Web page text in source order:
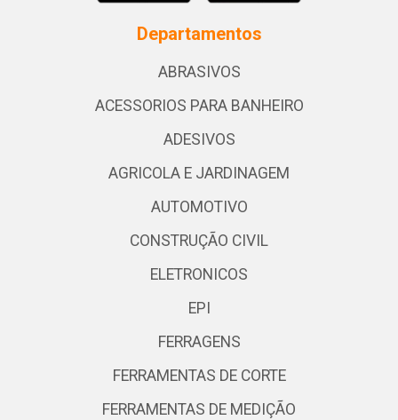
Departamentos
ABRASIVOS
ACESSORIOS PARA BANHEIRO
ADESIVOS
AGRICOLA E JARDINAGEM
AUTOMOTIVO
CONSTRUÇÃO CIVIL
ELETRONICOS
EPI
FERRAGENS
FERRAMENTAS DE CORTE
FERRAMENTAS DE MEDIÇÃO